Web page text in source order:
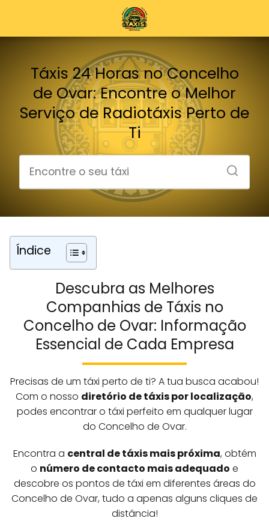
Táxis 24 Horas no Concelho
de Ovar: Encontre o Melhor
Serviço de Radiotáxis Perto de
Ti
Índice
Descubra as Melhores
Companhias de Táxis no
Concelho de Ovar: Informação
Essencial de Cada Empresa
Precisas de um táxi perto de ti? A tua busca acabou!
Com o nosso diretório de táxis por localização,
podes encontrar o táxi perfeito em qualquer lugar
do Concelho de Ovar.
Encontra a central de táxis mais próxima, obtém
o número de contacto mais adequado e
descobre os pontos de táxi em diferentes áreas do
Concelho de Ovar, tudo a apenas alguns cliques de
distância!